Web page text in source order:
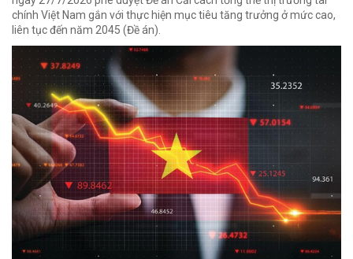
chính Việt Nam gắn với thực hiện mục tiêu tăng trưởng ở mức cao,
liên tục đến năm 2045 (Đề án).